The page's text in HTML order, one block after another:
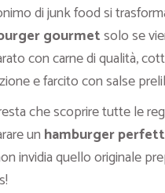
di junk food si
gourmetsolo se
con carne di qualità,
e farcito con salse
che scoprire tutte le
un hamburger
invidia quello originale